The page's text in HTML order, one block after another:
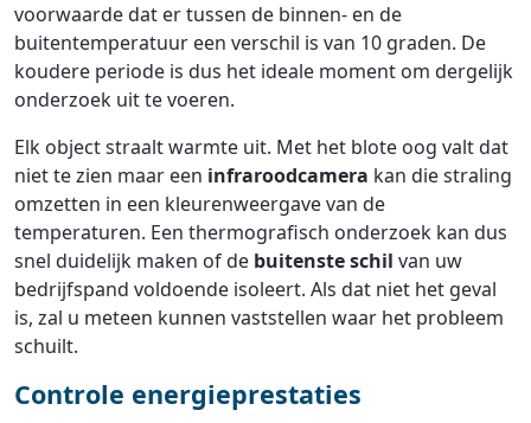
voorwaarde dat er tussen de binnen- en de
buitentemperatuur een verschil is van 10 graden. De
koudere periode is dus het ideale moment om dergelijk
onderzoek uit te voeren.
Elk object straalt warmte uit. Met het blote oog valt dat
niet te zien maar een infraroodcamera kan die straling
omzetten in een kleurenweergave van de
temperaturen. Een thermografisch onderzoek kan dus
snel duidelijk maken of de buitenste schil van uw
bedrijfspand voldoende isoleert. Als dat niet het geval
is, zal u meteen kunnen vaststellen waar het probleem
schuilt.
Controle energieprestaties